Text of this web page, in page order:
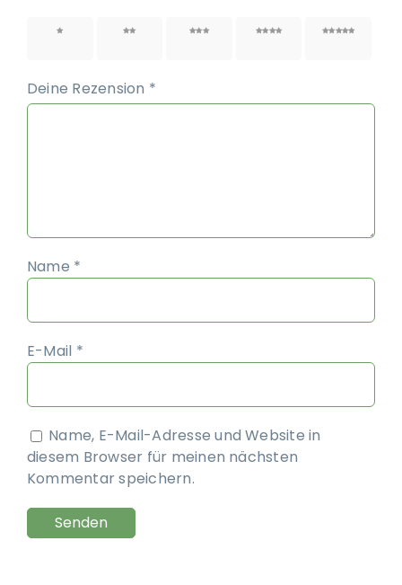
1 von 2 von 3 von 4 von 5 von
Deine Rezension *
Name *
E-Mail *
Name, E-Mail-Adresse und Website in
diesem Browser für meinen nächsten
Kommentar speichern.